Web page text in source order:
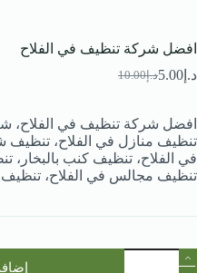
افضل شركة تنظيف في الفلاح
د.إ10.00
السعر
د.إ10.00.
د.إ 5.00السعر
د.إ5.00.
افضل شركة تنظيف في الفلاح،
تنظيف منازل في الفلاح، تنظيف
في الفلاح، تنظيف كنب
تنظيف مجالس في الفلاح،
كمية